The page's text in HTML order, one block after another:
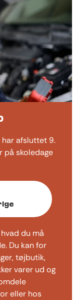
har afsluttet 9.
på skoledage
du må
Du kan for
tøjbutik,
varer ud og
eller hos